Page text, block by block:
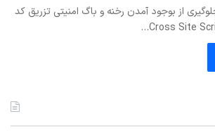
از بوجود آمدن رخنه و باگ امنیتی تزریق کد